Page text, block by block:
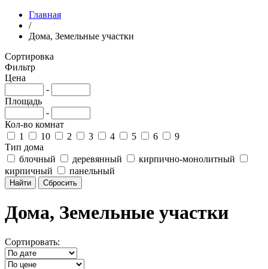
Главная
/
Дома, Земельные участки
Сортировка
Фильтр
Цена
-
Площадь
-
Кол-во комнат
1
10 2 3 4 5 6
9
Тип дома
блочный
деревянный
кирпично-монолитный
кирпичный
панельный
Дома, Земельные участки
Сортировать: